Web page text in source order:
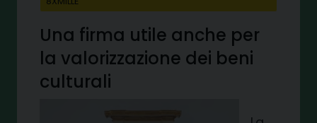
Una firma utile anche per
la valorizzazione dei beni
culturali